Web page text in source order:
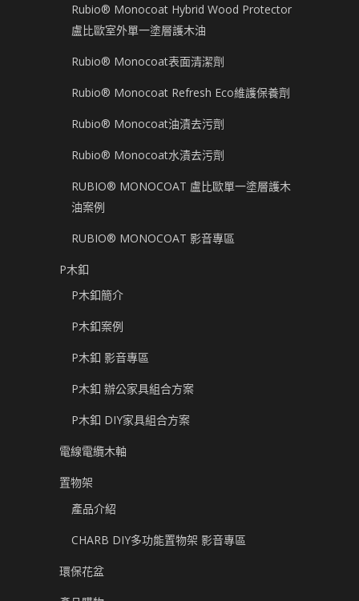
Rubio® Monocoat Hybrid Wood Protector
盧比歐室外單一塗層護木油
Rubio® Monocoat表面清潔劑
Rubio® Monocoat Refresh Eco維護保養劑
Rubio® Monocoat油漬去污劑
Rubio® Monocoat水漬去污劑
RUBIO® MONOCOAT 盧比歐單一塗層護木
油案例
RUBIO® MONOCOAT 影音專區
P木釦
P木釦簡介
P木釦案例
P木釦 影音專區
P木釦 辦公家具組合方案
P木釦 DIY家具組合方案
電線電纜木軸
置物架
產品介紹
CHARB DIY多功能置物架 影音專區
環保花盆